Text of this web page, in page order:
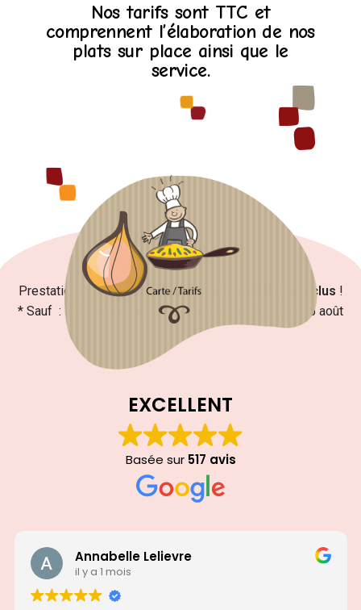
Nos tarifs sont TTC et
comprennent l’élaboration de nos
plats sur place ainsi que le
service.
Prestations tous les jours Dimanches et fériés inclus !
* Sauf : Entre Noël et jour de l’an
Du 24 juillet au 25 août
EXCELLENT
Basée sur 517 avis
Annabelle Lelievre
il y a 1 mois